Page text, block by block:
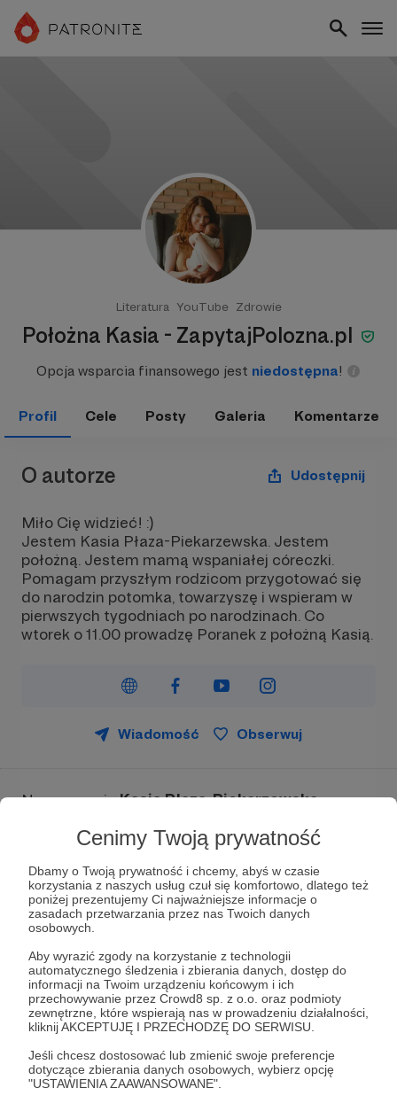
Cenimy Twoją prywatność
Dbamy o Twoją prywatność i chcemy, abyś w czasie
korzystania z naszych usług czuł się komfortowo, dlatego też
poniżej prezentujemy Ci najważniejsze informacje o
zasadach przetwarzania przez nas Twoich danych
osobowych.
Aby wyrazić zgody na korzystanie z technologii
automatycznego śledzenia i zbierania danych, dostęp do
informacji na Twoim urządzeniu końcowym i ich
przechowywanie przez Crowd8 sp. z o.o. oraz podmioty
zewnętrzne, które wspierają nas w prowadzeniu działalności,
kliknij AKCEPTUJĘ I PRZECHODZĘ DO SERWISU.
Jeśli chcesz dostosować lub zmienić swoje preferencje
dotyczące zbierania danych osobowych, wybierz opcję
"USTAWIENIA ZAAWANSOWANE".
Literatura YouTube Zdrowie
Położna Kasia - ZapytajPolozna.pl
Opcja wsparcia finansowego jest niedostępna!
Profil Cele Posty Galeria Komentarze
O autorze Udostępnij
Miło Cię widzieć! :)
Jestem Kasia Płaza-Piekarzewska. Jestem
położną. Jestem mamą wspaniałej córeczki.
Pomagam przyszłym rodzicom przygotować się
do narodzin potomka, towarzyszę i wspieram w
pierwszych tygodniach po narodzinach. Co
wtorek o 11.00 prowadzę Poranek z położną Kasią.
Wiadomość Obserwuj
Nazywam sięKasia Płaza-Piekarzewska.
córeczki.
Od 11 lat tworzę portal i blog
ZapytajPolozna.pl, na którym dziele się wiedzą.
Pomagam przyszłym rodzicom przygotować
się do narodzin potomka, towarzyszę i
wspieram w pierwszych dniach po tym
wydarzeniu. Pomagam mamom karmiącym w
rozwiązywaniu problemów związanych z
laktacją i rozwiewam wątpliwości dotyczące
karmienia piersią. Uczę także rodziców
Masażu Shantala dla niemowląt. O tym
wszystkim piszę też na moim blogu.